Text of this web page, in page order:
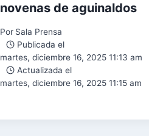
novenas de aguinaldos
Por Sala Prensa
Publicada el
martes, diciembre 16, 2025 11:13 am
Actualizada el
martes, diciembre 16, 2025 11:15 am